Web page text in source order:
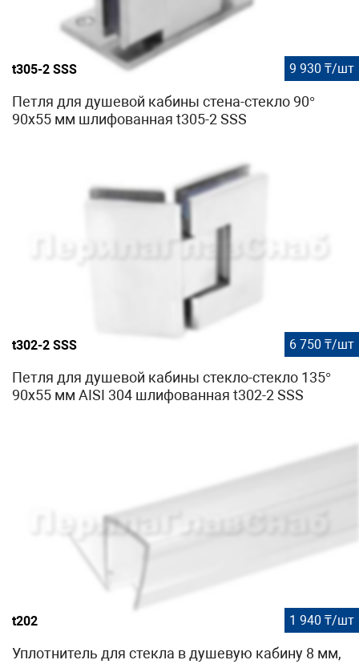
t305-2 SSS 9 930 ₸/шт
Петля для душевой кабины стена-стекло 90°
90х55 мм шлифованная t305-2 SSS
t302-2 SSS 6 750 ₸/шт
Петля для душевой кабины стекло-стекло 135°
90х55 мм AISI 304 шлифованная t302-2 SSS
t202 1 940 ₸/шт
Уплотнитель для стекла в душевую кабину 8 мм,